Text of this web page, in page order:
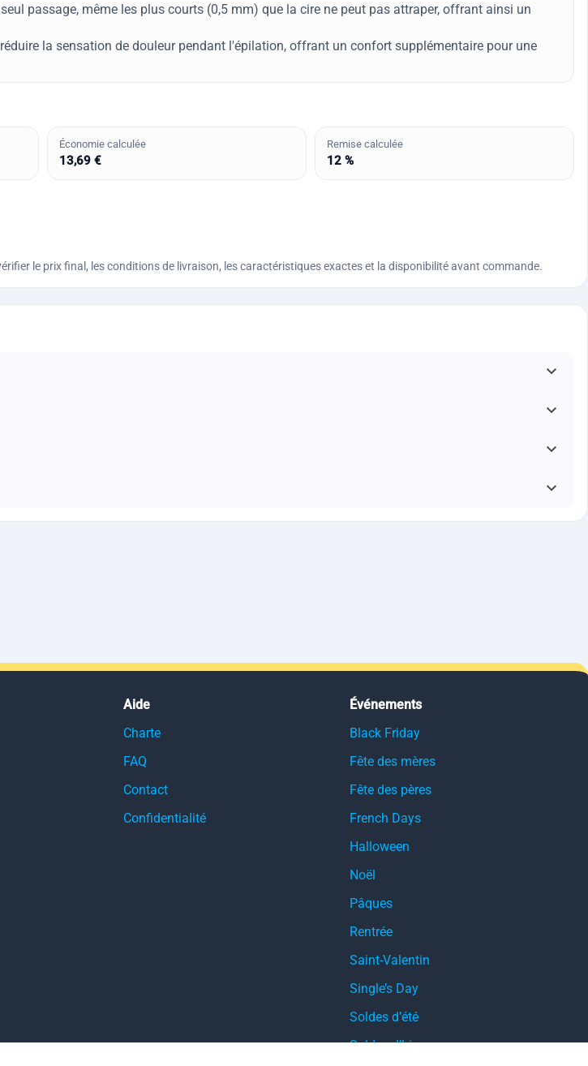
passage, même les plus courts (0,5 mm) que la cire ne peut pas attraper, offrant ainsi un
la sensation de douleur pendant l'épilation, offrant un confort supplémentaire pour une
Économie calculée
13,69 €
Remise calculée
12 %
le prix final, les conditions de livraison, les caractéristiques exactes et la disponibilité avant commande.
Aide
Charte
FAQ
Contact
Confidentialité
Événements
Black Friday
Fête des mères
Fête des pères
French Days
Halloween
Noël
Pâques
Rentrée
Saint-Valentin
Single’s Day
Soldes d’été
Soldes d’hiver